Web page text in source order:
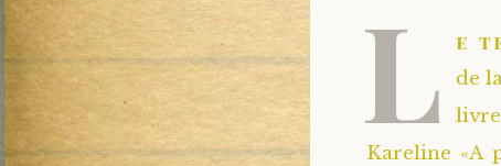
L e
de
Kareline «A